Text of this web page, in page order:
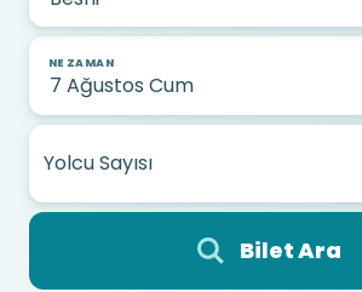
NE ZAMAN
Yolcu Sayısı
Bilet Ara